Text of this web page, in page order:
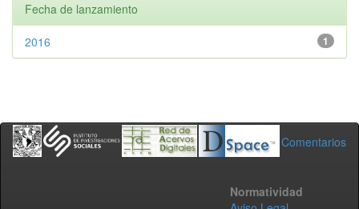
Fecha de lanzamiento
1
2016
Comentarios
Normatividad